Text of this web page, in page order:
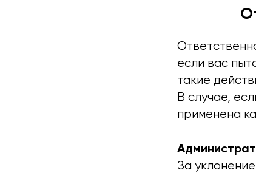
если вас
такие
В случае,
применена
За